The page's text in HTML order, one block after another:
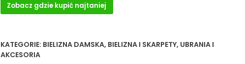
Zobacz gdzie kupić najtaniej
KATEGORIE: BIELIZNA DAMSKA, BIELIZNA I SKARPETY, UBRANIA I
AKCESORIA